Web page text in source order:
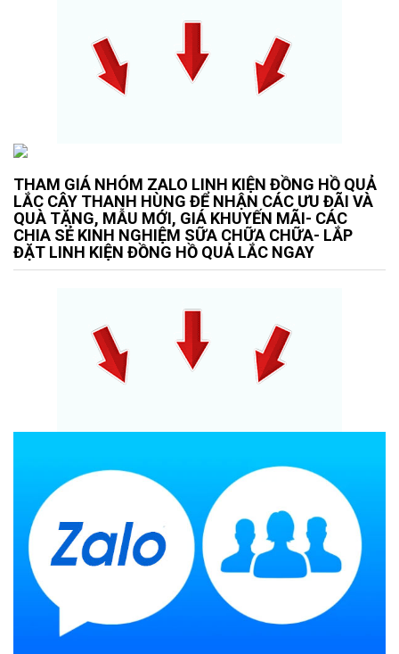
THAM GIÁ NHÓM ZALO LINH KIỆN ĐỒNG HỒ QUẢ
LẮC CÂY THANH HÙNG ĐỂ NHẬN CÁC ƯU ĐÃI VÀ
QUÀ TẶNG, MẪU MỚI, GIÁ KHUYẾN MÃI- CÁC
CHIA SẺ KINH NGHIỆM SỮA CHỮA CHỮA- LẮP
ĐẶT LINH KIỆN ĐỒNG HỒ QUẢ LẮC NGAY